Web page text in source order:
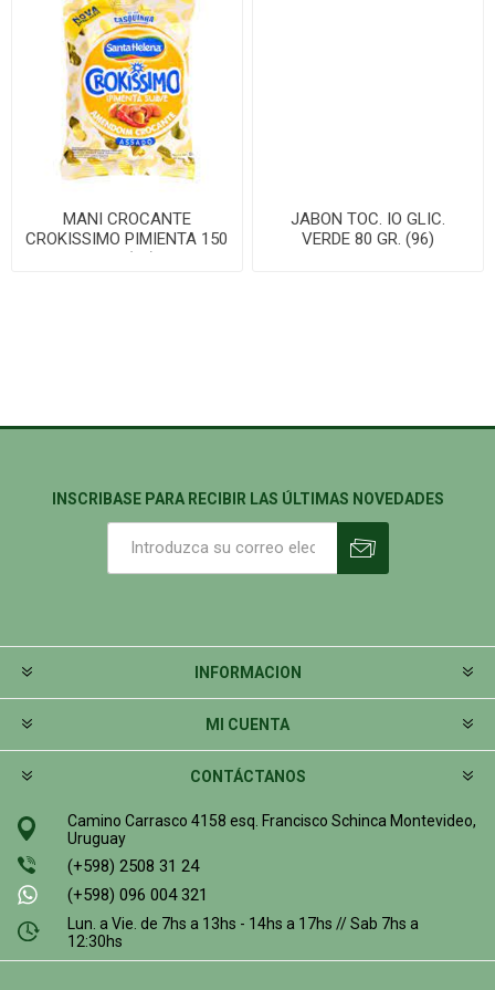
MANI CROCANTE
CROKISSIMO PIMIENTA 150
GR. (24)
JABON TOC. IO GLIC.
VERDE 80 GR. (96)
INSCRIBASE PARA RECIBIR LAS ÚLTIMAS NOVEDADES
INFORMACION
MI CUENTA
CONTÁCTANOS
Camino Carrasco 4158 esq. Francisco Schinca Montevideo,
Uruguay
(+598) 2508 31 24
(+598) 096 004 321
Lun. a Vie. de 7hs a 13hs - 14hs a 17hs // Sab 7hs a
12:30hs